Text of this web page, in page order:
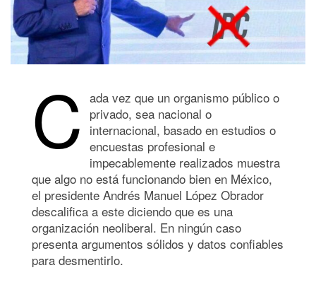
C ada vez que un organismo público o
privado, sea nacional o
internacional, basado en estudios o
encuestas profesional e
impecablemente realizados muestra
que algo no está funcionando bien en México,
el presidente Andrés Manuel López Obrador
descalifica a este diciendo que es una
organización neoliberal. En ningún caso
presenta argumentos sólidos y datos confiables
para desmentirlo.